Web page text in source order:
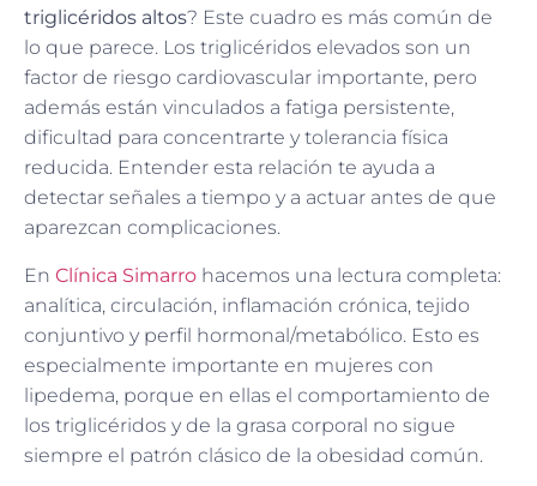
triglicéridos altos? Este cuadro es más común de
lo que parece. Los triglicéridos elevados son un
factor de riesgo cardiovascular importante, pero
además están vinculados a fatiga persistente,
dificultad para concentrarte y tolerancia física
reducida. Entender esta relación te ayuda a
detectar señales a tiempo y a actuar antes de que
aparezcan complicaciones.
En Clínica Simarro hacemos una lectura completa:
analítica, circulación, inflamación crónica, tejido
conjuntivo y perfil hormonal/metabólico. Esto es
especialmente importante en mujeres con
lipedema, porque en ellas el comportamiento de
los triglicéridos y de la grasa corporal no sigue
siempre el patrón clásico de la obesidad común.